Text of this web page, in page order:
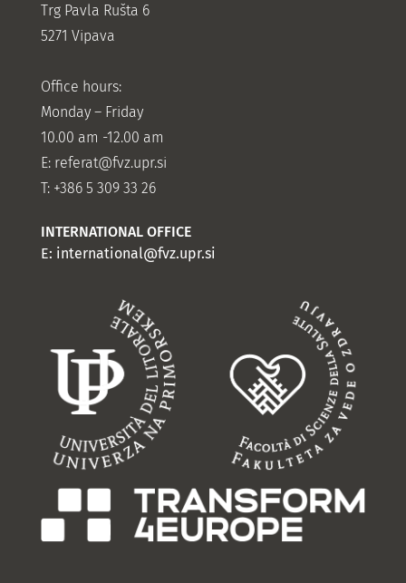
Trg Pavla Rušta 6
5271 Vipava
Office hours:
Monday – Friday
10.00 am -12.00 am
E: referat@fvz.upr.si
T: +386 5 309 33 26
INTERNATIONAL OFFICE
E: international@fvz.upr.si